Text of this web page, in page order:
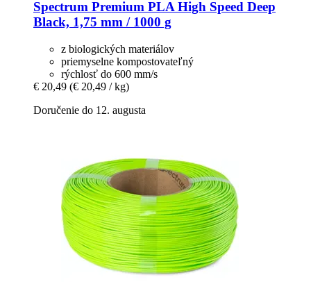
Spectrum Premium PLA High Speed Deep
Black, 1,75 mm / 1000 g
z biologických materiálov
priemyselne kompostovateľný
rýchlosť do 600 mm/s
€ 20,49 (€ 20,49 / kg)
Doručenie do 12. augusta